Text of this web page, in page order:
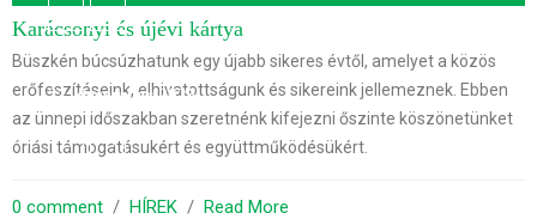
támogatást, amely az év során
hátszelet biztosított számunkra.
22. december 2025.
Karácsonyi és újévi kártya
Büszkén búcsúzhatunk egy újabb sikeres évtől, amelyet a közös
erőfeszítéseink, elhivatottságunk és sikereink jellemeznek. Ebben
az ünnepi időszakban szeretnénk kifejezni őszinte köszönetünket
óriási támogatásukért és együttműködésükért.
0 comment
  /
HÍREK
  /
Read More